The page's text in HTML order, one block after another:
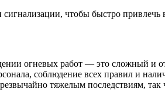
сигнализации, чтобы быстро
огневых работ — это сложный и
соблюдение всех правил и
тяжелым последствиям,